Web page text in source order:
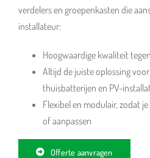
verdelers en groepenkasten die
installateur:
Hoogwaardige kwaliteit
Altijd de juiste oplossing
thuisbatterijen en PV-
Flexibel en modulair, zodat
of aanpassen
Offerte aanvragen